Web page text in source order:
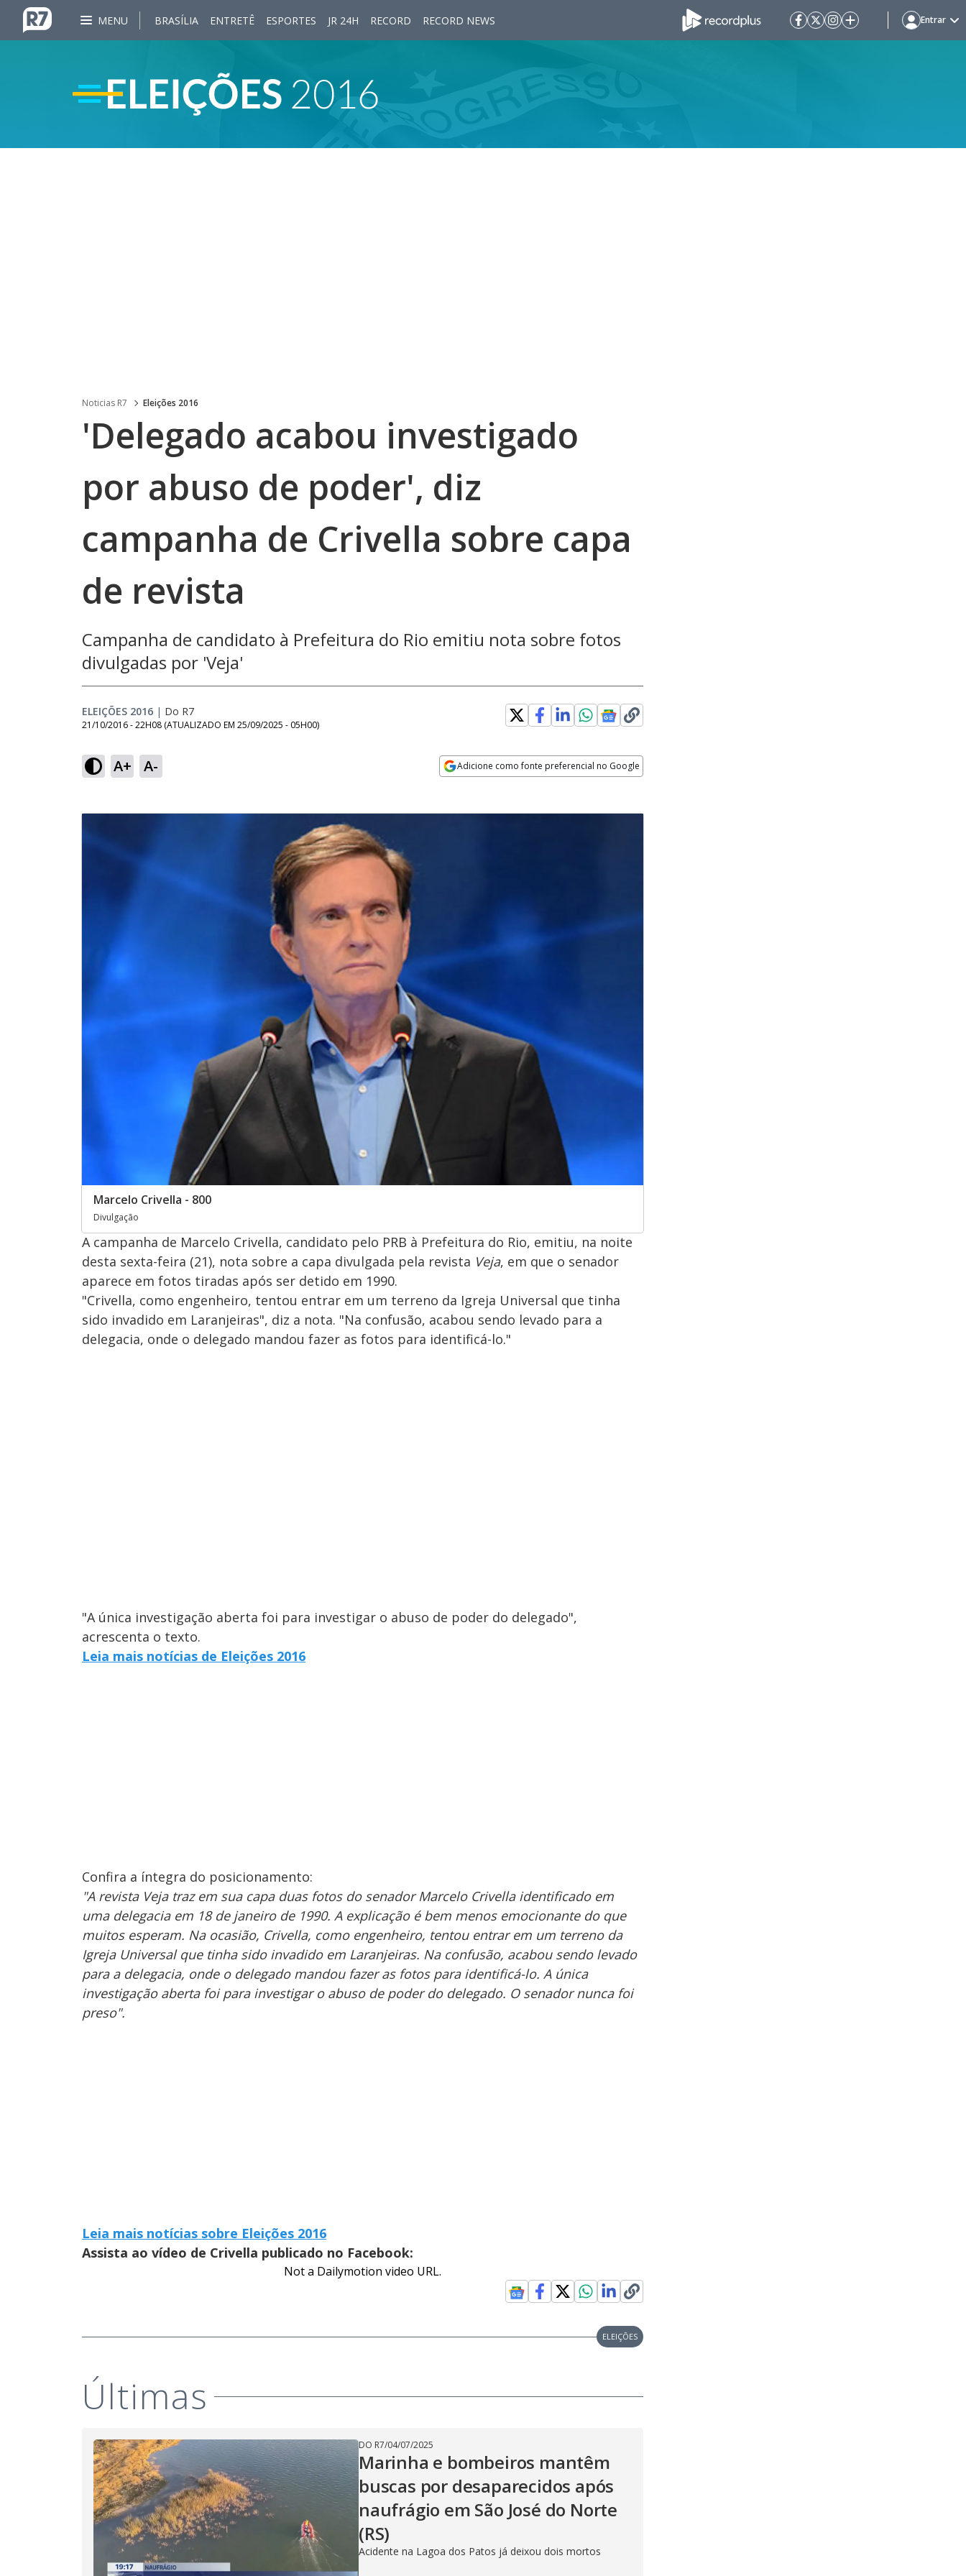
MENU BRASÍLIA ENTRETÊ ESPORTES JR 24H RECORD RECORD NEWS Entrar
Noticias R7 Eleições 2016
'Delegado acabou investigado
por abuso de poder', diz
campanha de Crivella sobre capa
de revista
Campanha de candidato à Prefeitura do Rio emitiu nota sobre fotos
divulgadas por 'Veja'
ELEIÇÕES 2016 | Do R7
21/10/2016 - 22H08 (ATUALIZADO EM 25/09/2025 - 05H00)
A+ A- Adicione como fonte preferencial no Google
Marcelo Crivella - 800
Divulgação
A campanha de Marcelo Crivella, candidato pelo PRB à Prefeitura do Rio, emitiu, na noite
desta sexta-feira (21), nota sobre a capa divulgada pela revista Veja, em que o senador
aparece em fotos tiradas após ser detido em 1990.
"Crivella, como engenheiro, tentou entrar em um terreno da Igreja Universal que tinha
sido invadido em Laranjeiras", diz a nota. "Na confusão, acabou sendo levado para a
delegacia, onde o delegado mandou fazer as fotos para identificá-lo."
"A única investigação aberta foi para investigar o abuso de poder do delegado",
acrescenta o texto.
Leia mais notícias de Eleições 2016
Confira a íntegra do posicionamento:
"A revista Veja traz em sua capa duas fotos do senador Marcelo Crivella identificado em
uma delegacia em 18 de janeiro de 1990. A explicação é bem menos emocionante do que
muitos esperam. Na ocasião, Crivella, como engenheiro, tentou entrar em um terreno da
Igreja Universal que tinha sido invadido em Laranjeiras. Na confusão, acabou sendo levado
para a delegacia, onde o delegado mandou fazer as fotos para identificá-lo. A única
investigação aberta foi para investigar o abuso de poder do delegado. O senador nunca foi
preso".
Leia mais notícias sobre Eleições 2016
Assista ao vídeo de Crivella publicado no Facebook:
Not a Dailymotion video URL.
ELEIÇÕES
Últimas
DO R7/04/07/2025
Marinha e bombeiros mantêm
buscas por desaparecidos após
naufrágio em São José do Norte
(RS)
Acidente na Lagoa dos Patos já deixou dois mortos